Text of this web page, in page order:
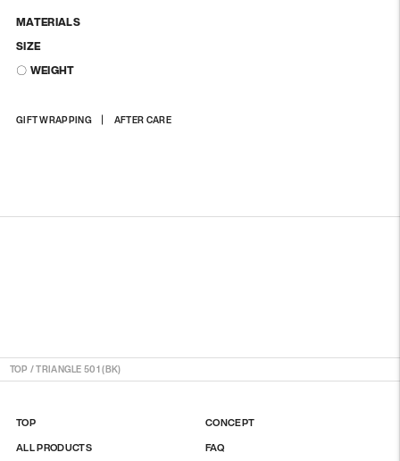
MATERIALS
SIZE
〇 WEIGHT
GIFT WRAPPING AFTER CARE
상
TOP /TRIANGLE 501 (BK)
TOP
ALL PRODUCTS
CONCEPT
FAQ